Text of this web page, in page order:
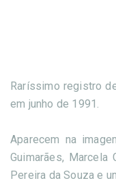
Raríssimo registro
em junho de 1991.
Aparecem na
Guimarães,
Pereira da Souza e